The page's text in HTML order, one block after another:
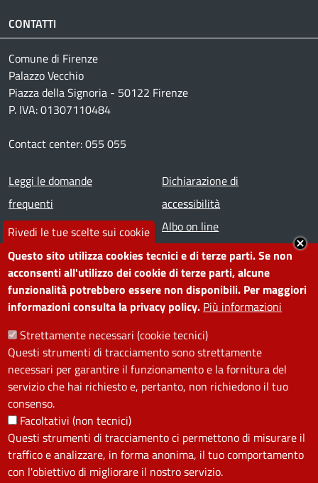
Rivedi le tue scelte sui cookie
Questo sito utilizza cookies tecnici e di terze parti. Se non
acconsenti all'utilizzo dei cookie di terze parti, alcune
funzionalità potrebbero essere non disponibili. Per maggiori
informazioni consulta la privacy policy. Più informazioni
Strettamente necessari (cookie tecnici)
Questi strumenti di tracciamento sono strettamente
necessari per garantire il funzionamento e la fornitura del
servizio che hai richiesto e, pertanto, non richiedono il tuo
consenso.
Facoltativi (non tecnici)
Questi strumenti di tracciamento ci permettono di misurare il
traffico e analizzare, in forma anonima, il tuo comportamento
con l'obiettivo di migliorare il nostro servizio.
CONTATTI
Comune di Firenze
Palazzo Vecchio
Piazza della Signoria - 50122 Firenze
P. IVA: 01307110484
Contact center: 055 055
Footer menu
Leggi le domande
frequenti
Prenota appuntamento
Segnala disservizio
Amministrazione
trasparente
Note legali
Dichiarazione di
accessibilità
Albo on line
Redazione web
Piano di miglioramento dei
servizi
Contatti
SEGUICI SU
Facebook
Instagram
YouTube
Telegram
WhatsApp
TwitterLinkedin
PRIVACY
Useful links section
La Privacy nel Comune